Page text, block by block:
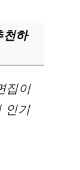
천하
집이
인기